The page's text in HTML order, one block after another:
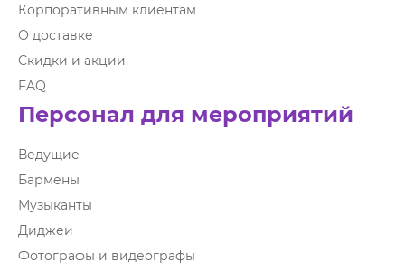
Корпоративным клиентам
О доставке
Скидки и акции
FAQ
Персонал для мероприятий
Ведущие
Бармены
Музыканты
Диджеи
Фотографы и видеографы